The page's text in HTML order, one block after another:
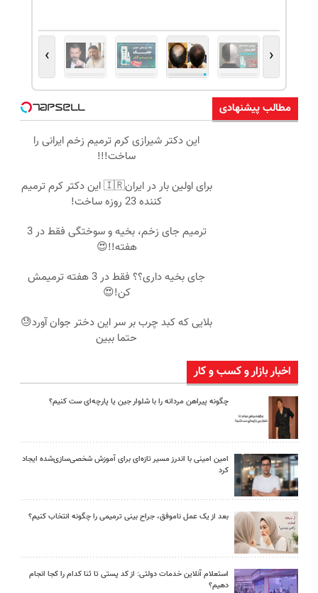
‹
›
مطالب پیشنهادی
این دکتر شیرازی کرم ترمیم زخم ایرانی را
ساخت!!!
برای اولین بار در ایران🇮🇷 این دکتر کرم ترمیم
کننده 23 روزه ساخت!
ترمیم جای زخم، بخیه و سوختگی فقط در 3
هفته!!😍
جای بخیه داری؟؟ فقط در 3 هفته ترمیمش
کن!😍
بلایی که کبد چرب بر سر این دختر جوان آورد😓
حتما ببین
اخبار بازار و کسب و کار
چگونه پیراهن مردانه را با شلوار جین یا پارچه‌ای ست کنیم؟
امین امینی با اندرز مسیر تازه‌ای برای آموزش شخصی‌سازی‌شده ایجاد
کرد
بعد از یک عمل ناموفق، جراح بینی ترمیمی را چگونه انتخاب کنیم؟
استعلام آنلاین خدمات دولتی: از کد پستی تا ثنا کدام را کجا انجام
دهیم؟